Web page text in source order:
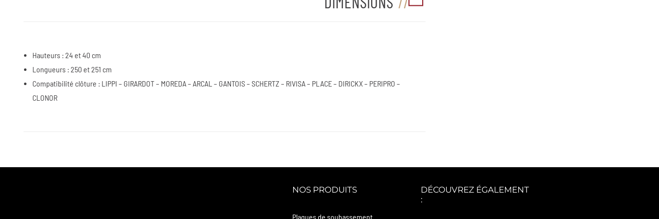
Hauteurs : 24 et 40 cm
Longueurs : 250 et 251 cm
Compatibilité clôture : LIPPI – GIRARDOT – MOREDA – ARCAL – GANTOIS – SCHERTZ – RIVISA – PLACE – DIRICKX – PERIPRO –
CLONOR
NOS PRODUITS
Plaques de soubassement
DÉCOUVREZ ÉGALEMENT
: